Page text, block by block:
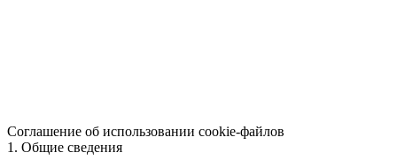
Соглашение об использовании cookie-файлов
1. Общие сведения